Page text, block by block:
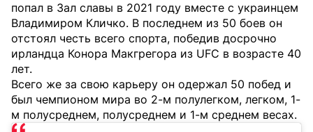
попал в Зал славы в 2021 году вместе с украинцем
Владимиром Кличко. В последнем из 50 боев он
отстоял честь всего спорта, победив досрочно
ирландца Конора Макгрегора из UFC в возрасте 40
лет.
Всего же за свою карьеру он одержал 50 побед и
был чемпионом мира во 2-м полулегком, легком, 1-
м полусреднем, полусреднем и 1-м среднем весах.